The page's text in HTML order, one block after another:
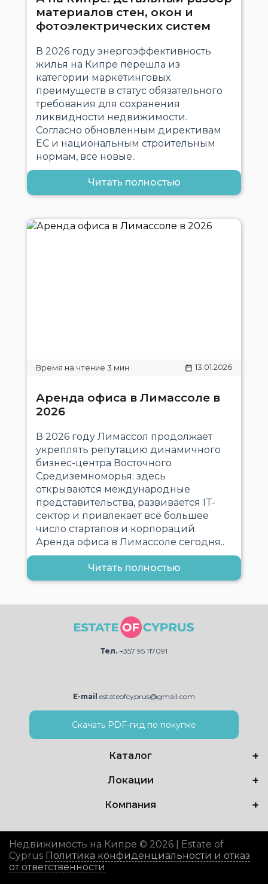
материалов стен, окон и
фотоэлектрических систем
В 2026 году энергоэффективность
жилья на Кипре перешла из
категории маркетинговых
преимуществ в статус обязательного
требования для сохранения
ликвидности недвижимости.
Согласно обновленным директивам
ЕС и национальным строительным
нормам, все новые..
Читать полностью
13.01.2026
Аренда офиса в Лимассоле в
2026
В 2026 году Лимассол продолжает
укреплять репутацию динамичного
бизнес-центра Восточного
Средиземноморья: здесь
открываются международные
представительства, развивается IT-
сектор и привлекает всё большее
число стартапов и корпораций.
Аренда офиса в Лимассоле сегодня..
Читать полностью
Тел. +357 95 117091
E-mail estateofcyprus@gmail.com
Скачать PDF-гид по покупке
Каталог
Локации
Компания
Недвижимость на Кипре © 2026 | Estate of
Cyprus Политика конфиденциальности и отказ
от ответственности